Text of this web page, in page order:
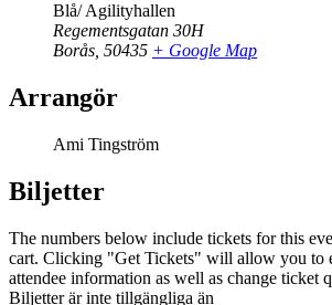
Blå/ Agilityhallen
Regementsgatan 30H
Borås, 50435 + Google Map
Arrangör
Ami Tingström
Biljetter
The numbers below include tickets for this
cart. Clicking "Get Tickets" will allow you to
attendee information as well as change ticket
Biljetter är inte tillgängliga än